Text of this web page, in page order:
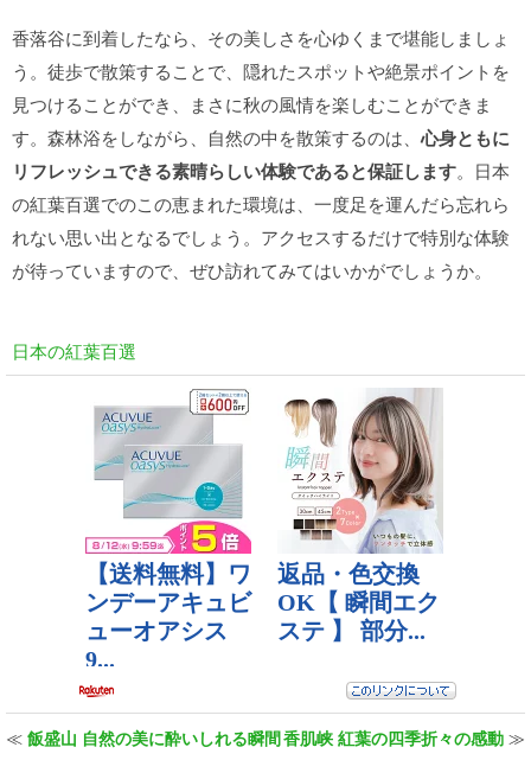
香落谷に到着したなら、その美しさを心ゆくまで堪能しましょ
う。徒歩で散策することで、隠れたスポットや絶景ポイントを
見つけることができ、まさに秋の風情を楽しむことができま
す。森林浴をしながら、自然の中を散策するのは、心身ともに
リフレッシュできる素晴らしい体験であると保証します。日本
の紅葉百選でのこの恵まれた環境は、一度足を運んだら忘れら
れない思い出となるでしょう。アクセスするだけで特別な体験
が待っていますので、ぜひ訪れてみてはいかがでしょうか。
日本の紅葉百選
≪ 飯盛山 自然の美に酔いしれる瞬間香肌峡 紅葉の四季折々の感動 ≫